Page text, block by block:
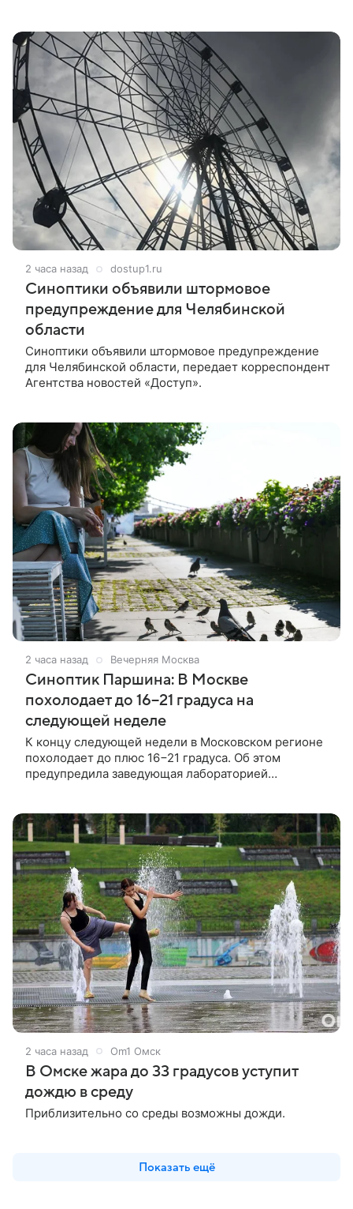
2 часа назад dostup1.ru
Синоптики объявили штормовое
предупреждение для Челябинской
области
Синоптики объявили штормовое предупреждение
для Челябинской области, передает корреспондент
Агентства новостей «Доступ».
2 часа назад Вечерняя Москва
Синоптик Паршина: В Москве
похолодает до 16−21 градуса на
следующей неделе
К концу следующей недели в Московском регионе
похолодает до плюс 16−21 градуса. Об этом
предупредила заведующая лабораторией
2 часа назад Om1 Омск
В Омске жара до 33 градусов уступит
дождю в среду
Приблизительно со среды возможны дожди.
Показать ещё